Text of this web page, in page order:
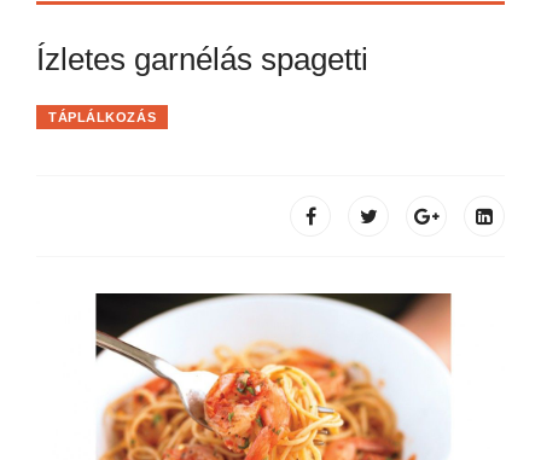
Ízletes garnélás spagetti
TÁPLÁLKOZÁS